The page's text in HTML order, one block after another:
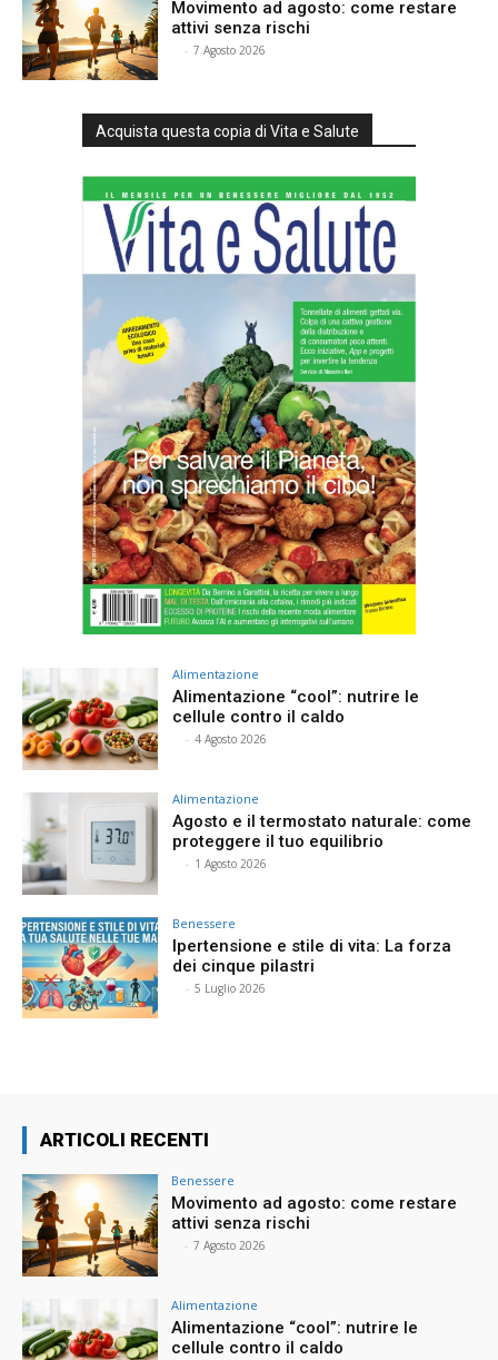
Movimento ad agosto: come restare
attivi senza rischi
- 7 Agosto 2026
Acquista questa copia di Vita e Salute
Alimentazione
Alimentazione “cool”: nutrire le
cellule contro il caldo
- 4 Agosto 2026
Alimentazione
Agosto e il termostato naturale: come
proteggere il tuo equilibrio
- 1 Agosto 2026
Benessere
Ipertensione e stile di vita: La forza
dei cinque pilastri
- 5 Luglio 2026
ARTICOLI RECENTI
Benessere
Movimento ad agosto: come restare
attivi senza rischi
- 7 Agosto 2026
Alimentazione
Alimentazione “cool”: nutrire le
cellule contro il caldo